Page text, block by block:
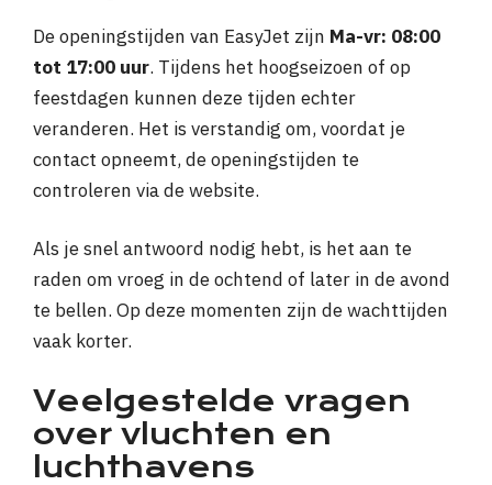
De openingstijden van EasyJet zijn Ma-vr: 08:00
tot 17:00 uur. Tijdens het hoogseizoen of op
feestdagen kunnen deze tijden echter
veranderen. Het is verstandig om, voordat je
contact opneemt, de openingstijden te
controleren via de website.
Als je snel antwoord nodig hebt, is het aan te
raden om vroeg in de ochtend of later in de avond
te bellen. Op deze momenten zijn de wachttijden
vaak korter.
Veelgestelde vragen
over vluchten en
luchthavens